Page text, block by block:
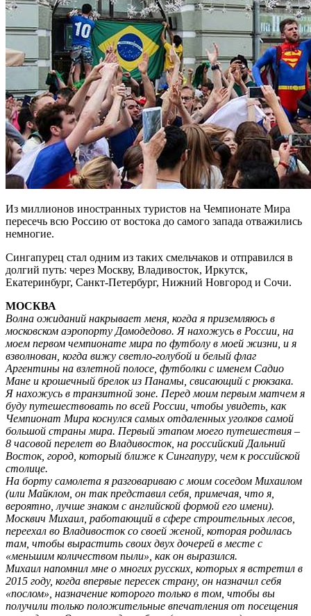
Из миллионов иностранных туристов на Чемпионате Мира
пересечь всю Россию от востока до самого запада отважились
немногие.
Сингапурец стал одним из таких смельчаков и отправился в
долгий путь: через Москву, Владивосток, Иркутск,
Екатеринбург, Санкт-Петербург, Нижний Новгород и Сочи.
МОСКВА
Волна ожиданий накрывает меня, когда я приземляюсь в
московском аэропорту Домодедово. Я нахожусь в России, на
моем первом чемпионате мира по футболу в моей жизни, и я
взволнован, когда вижу светло-голубой и белый флаг
Аргентины на взлетной полосе, футболки с именем Садио
Мане и крошечный брелок из Панамы, свисающий с рюкзака.
Я нахожусь в транзитной зоне. Перед моим первым матчем я
буду путешествовать по всей России, чтобы увидеть, как
Чемпионат Мира коснулся самых отдаленных уголков самой
большой страны мира. Первый этапом моего путешествия –
8 часовой перелет во Владивосток, на российский Дальний
Восток, город, который ближе к Сингапуру, чем к российской
столице.
На борту самолета я разговариваю с моим соседом Михаилом
(или Майклом, он так представил себя, примечая, что я,
вероятно, лучше знаком с английской формой его имени).
Москвич Михаил, работающий в сфере строительных лесов,
переехал во Владивосток со своей женой, которая родилась
там, чтобы вырастить своих двух дочерей в месте с
«меньшим количеством пыли», как он выразился.
Михаил напомнил мне о многих русских, которых я встретил в
2015 году, когда впервые пересек страну, он назначил себя
«послом», назначение которого только в том, чтобы вы
получили только положительные впечатления от посещения